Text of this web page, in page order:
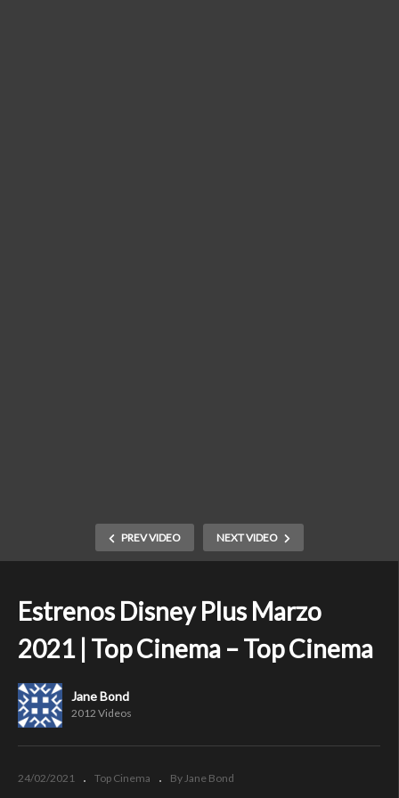
PREV VIDEO NEXT VIDEO
Estrenos Disney Plus Marzo
2021 | Top Cinema – Top Cinema
Jane Bond
2012 Videos
24/02/2021 Top Cinema By Jane Bond